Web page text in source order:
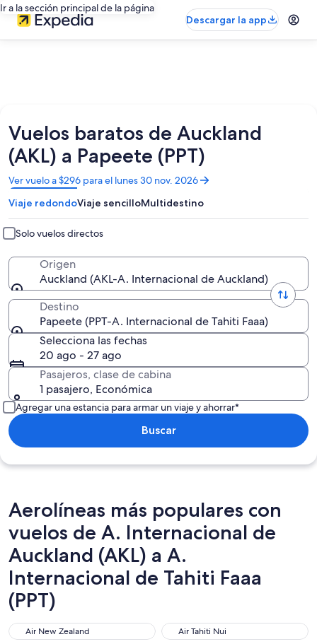
Ir a la sección principal de la página
Descargar la app
Vuelos baratos de Auckland
(AKL) a Papeete (PPT)
Ver vuelo a $296 para el lunes 30 nov. 2026
Se
abrirá
en
una
nueva
ventana
Viaje redondoViaje sencilloMultidestino
Solo vuelos directos
Origen
Auckland (AKL-A. Internacional de Auckland)
Destino
Papeete (PPT-A. Internacional de Tahiti Faaa)
Selecciona las fechas
20 ago - 27 ago
Pasajeros, clase de cabina
1 pasajero, Económica
Agregar una estancia para armar un viaje y ahorrar*
Buscar
Aerolíneas más populares con
vuelos de A. Internacional de
Auckland (AKL) a A.
Internacional de Tahiti Faaa
(PPT)
Air New Zealand
Air New Zealand Air Tahiti Nui
Air Tahiti Nui